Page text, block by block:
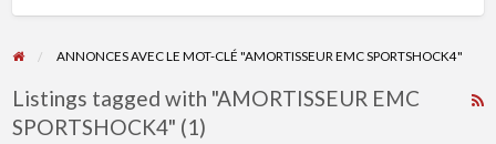
ANNONCES AVEC LE MOT-CLÉ "AMORTISSEUR EMC SPORTSHOCK4"
Listings tagged with "AMORTISSEUR EMC
SPORTSHOCK4" (1)